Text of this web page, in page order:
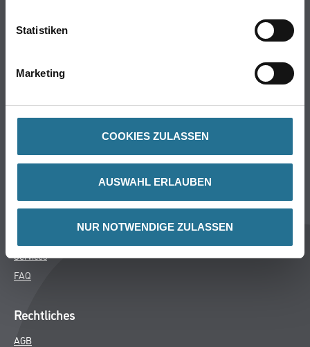
Statistiken
Marketing
COOKIES ZULASSEN
AUSWAHL ERLAUBEN
NUR NOTWENDIGE ZULASSEN
Putze- und Spachtelmassen
Wand- & Deckenbeläge
Über uns
MPlus
Services
FAQ
Rechtliches
AGB